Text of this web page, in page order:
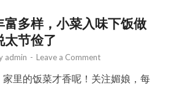
富多样，小菜入味下饭做
太节俭了
admin - Leave a Comment
里的饭菜才香呢！关注媚娘，每